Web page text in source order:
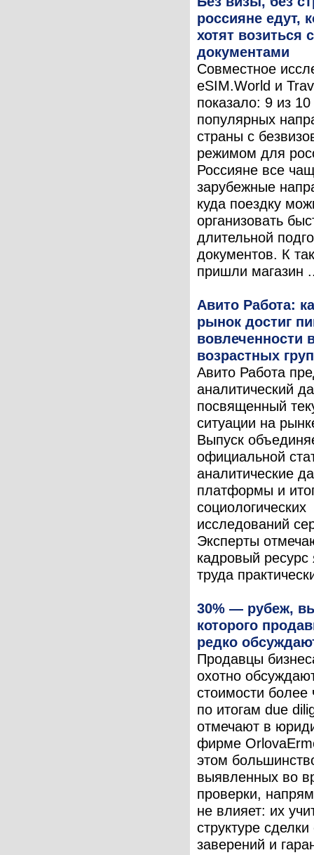
россияне едут,
хотят возиться с
документами
Совместное
eSIM.World и
показало: 9 из
популярных
страны с
режимом для
Россияне все
зарубежные
куда поездку
организовать
длительной
документов. К
пришли магазин
Авито Работа:
рынок достиг
вовлеченности
возрастных
Авито Работа
аналитический
посвященный
ситуации на
Выпуск
официальной
аналитические
платформы и
социологических
исследований
Эксперты
кадровый
труда
30% — рубеж,
которого
редко
Продавцы
охотно
стоимости
по итогам due
отмечают в
фирме
этом
выявленных во
проверки,
не влияет: их
структуре
заверений и